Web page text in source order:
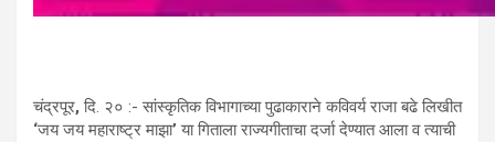
चंद्रपूर,दि. २० :- सांस्कृतिक विभागाच्या पुढाकाराने कविवर्य राजा बढे लिखीत
‘जय जय महाराष्ट्र माझा’या गिताला राज्यगीताचा दर्जा देण्यात आला व त्याची